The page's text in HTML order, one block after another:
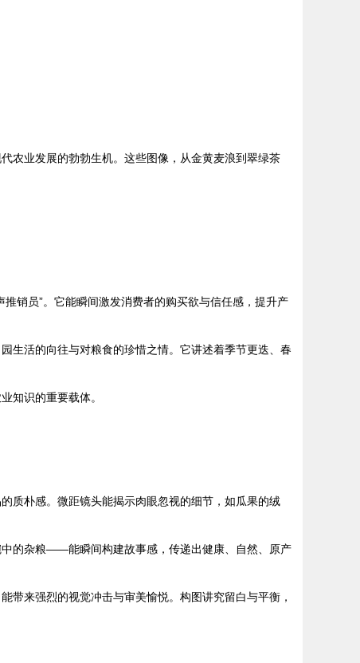
农业发展的勃勃生机。这些图像，从金黄麦浪到翠绿茶
销员”。它能瞬间激发消费者的购买欲与信任感，提升产
生活的向往与对粮食的珍惜之情。它讲述着季节更迭、春
知识的重要载体。
质朴感。微距镜头能揭示肉眼忽视的细节，如瓜果的绒
的杂粮——能瞬间构建故事感，传递出健康、自然、原产
带来强烈的视觉冲击与审美愉悦。构图讲究留白与平衡，